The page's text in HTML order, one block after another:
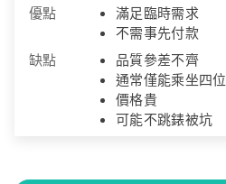
優點
滿足臨時需求
不需事先付款
缺點
品質參差不齊
通常僅能乘坐四位
價格貴
可能不跳錶被坑